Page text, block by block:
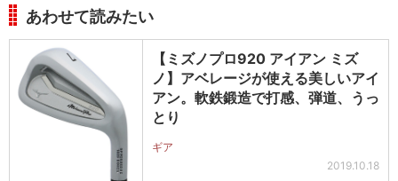
あわせて読みたい
【ミズノプロ920 アイアン ミズ
ノ】アベレージが使える美しいアイ
アン。軟鉄鍛造で打感、弾道、うっ
とり
ギア
2019.10.18